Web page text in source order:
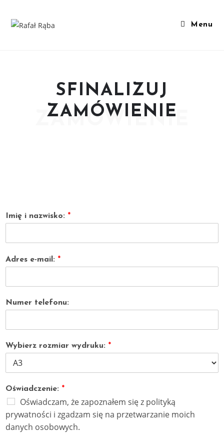
Menu
SFINALIZUJ
ZAMÓWIENIE
ZAMÓWIENIE
Imię i nazwisko: *
Adres e-mail: *
Numer telefonu:
Wybierz rozmiar wydruku: *
Oświadczenie: *
Oświadczam, że zapoznałem się z polityką
prywatności i zgadzam się na przetwarzanie moich
danych osobowych.